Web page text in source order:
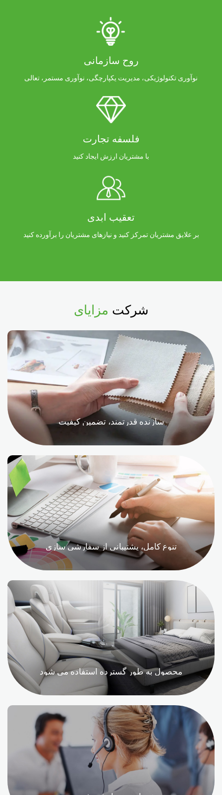
روح سازمانی
نوآوری تکنولوژیکی، مدیریت یکپارچگی، نوآوری مستمر، تعالی
فلسفه تجارت
با مشتریان ارزش ایجاد کنید
تعقیب ابدی
بر علایق مشتریان تمرکز کنید و نیازهای مشتریان را برآورده کنید
شرکت مزایای
سازنده قدرتمند، تضمین کیفیت
تنوع کامل، پشتیبانی از سفارشی سازی
محصول به طور گسترده استفاده می شود